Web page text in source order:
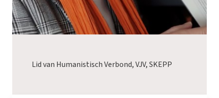
Lid van Humanistisch Verbond, VJV, SKEPP